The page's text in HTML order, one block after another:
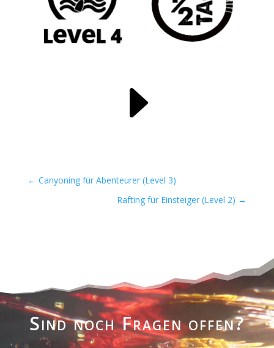
E
← Canyoning für Abenteurer (Level 3)
Rafting für Einsteiger (Level 2) →
Sind noch Fragen offen?